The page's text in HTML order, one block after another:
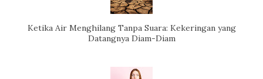
Ketika Air Menghilang Tanpa Suara: Kekeringan yang
Datangnya Diam-Diam